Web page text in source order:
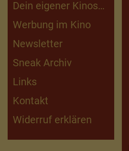
Dein eigener Kinosaal
Kinderfilmarchiv
Werbung im Kino
Newsletter
Sneak Archiv
Links
Kontakt
Widerruf erklären